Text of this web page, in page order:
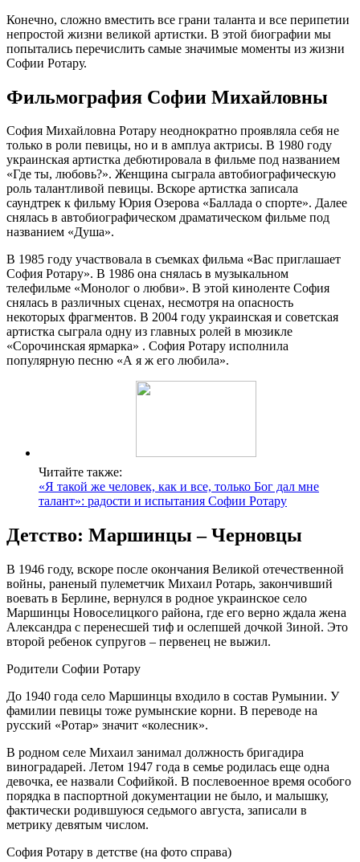
Конечно, сложно вместить все грани таланта и все перипетии
непростой жизни великой артистки. В этой биографии мы
попытались перечислить самые значимые моменты из жизни
Софии Ротару.
Фильмография Софии Михайловны
София Михайловна Ротару неоднократно проявляла себя не
только в роли певицы, но и в амплуа актрисы. В 1980 году
украинская артистка дебютировала в фильме под названием
«Где ты, любовь?». Женщина сыграла автобиографическую
роль талантливой певицы. Вскоре артистка записала
саундтрек к фильму Юрия Озерова «Баллада о спорте». Далее
снялась в автобиографическом драматическом фильме под
названием «Душа».
В 1985 году участвовала в съемках фильма «Вас приглашает
София Ротару». В 1986 она снялась в музыкальном
телефильме «Монолог о любви». В этой киноленте София
снялась в различных сценах, несмотря на опасность
некоторых фрагментов. В 2004 году украинская и советская
артистка сыграла одну из главных ролей в мюзикле
«Сорочинская ярмарка» . София Ротару исполнила
популярную песню «А я ж его любила».
Читайте также:
«Я такой же человек, как и все, только Бог дал мне
талант»: радости и испытания Софии Ротару
Детство: Маршинцы – Черновцы
В 1946 году, вскоре после окончания Великой отечественной
войны, раненый пулеметчик Михаил Ротарь, закончивший
воевать в Берлине, вернулся в родное украинское село
Маршинцы Новоселицкого района, где его верно ждала жена
Александра с перенесшей тиф и ослепшей дочкой Зиной. Это
второй ребенок супругов – первенец не выжил.
Родители Софии Ротару
До 1940 года село Маршинцы входило в состав Румынии. У
фамилии певицы тоже румынские корни. В переводе на
русский «Ротар» значит «колесник».
В родном селе Михаил занимал должность бригадира
виноградарей. Летом 1947 года в семье родилась еще одна
девочка, ее назвали Софийкой. В послевоенное время особого
порядка в паспортной документации не было, и малышку,
фактически родившуюся седьмого августа, записали в
метрику девятым числом.
София Ротару в детстве (на фото справа)